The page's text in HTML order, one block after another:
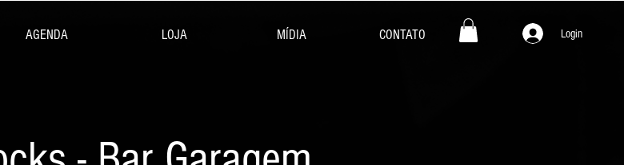
AGENDA LOJA MÍDIA CONTATO Login